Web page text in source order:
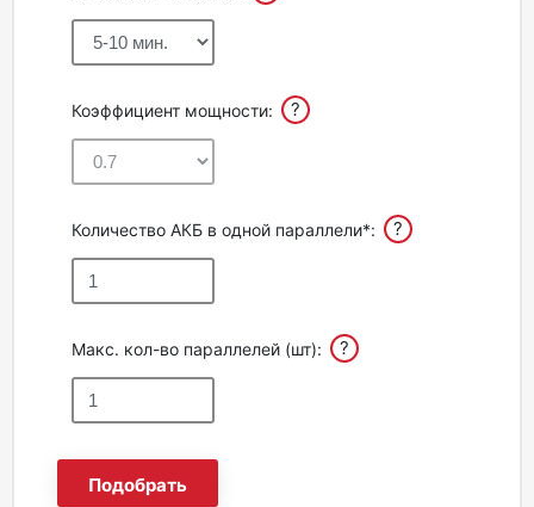
Коэффициент мощности: ?
Количество АКБ в одной параллели*: ?
Макс. кол-во параллелей (шт): ?
Подобрать